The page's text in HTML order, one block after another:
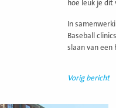
hoe leuk je
In
Baseball
slaan van een
Vorig bericht